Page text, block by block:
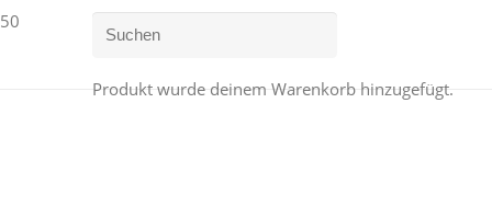
Produkt wurde deinem Warenkorb hinzugefügt.